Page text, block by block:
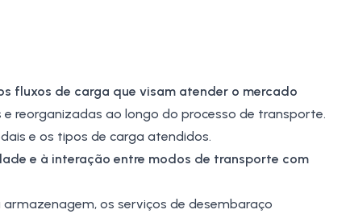
fluxos de carga que visam atender o mercado
reorganizadas ao longo do processo de transporte.
e os tipos de carga atendidos.
e à interação entre modos de transporte com
os serviços de desembaraço